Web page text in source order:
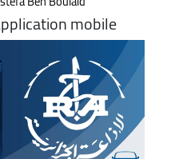
mobile